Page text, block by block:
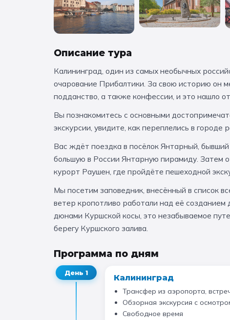
Описание тура
Калининград, один из самых необычных
очарование Прибалтики. За свою историю он
подданство, а также конфессии, и это нашло
Вы познакомитесь с основными
экскурсии, увидите, как переплелись в городе
Вас ждёт поездка в посёлок Янтарный,
большую в России Янтарную пирамиду. Затем
курорт Раушен, где пройдёте пешеходной
Мы посетим заповедник, внесённый в список
ветер кропотливо работали над её
дюнами Куршской косы, это незабываемое
берегу Куршского залива.
Программа по дням
День 1
Калининград
Трансфер из аэропорта,
Обзорная экскурсия с
Свободное время